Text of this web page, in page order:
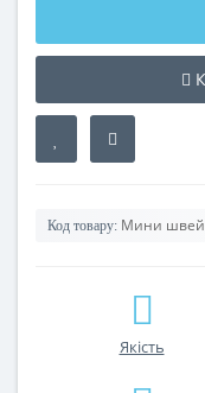
Код товару: Мини
Якість